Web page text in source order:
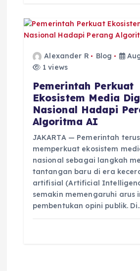
Alexander R Blog
1 views
Pemerintah Perkuat
Ekosistem Media
Nasional Hadapi
Algoritma AI
JAKARTA — Pemerintah terus
memperkuat ekosistem
nasional sebagai langkah
tantangan baru di era
artifisial (Artificial
semakin memengaruhi arus
pembentukan opini publik.